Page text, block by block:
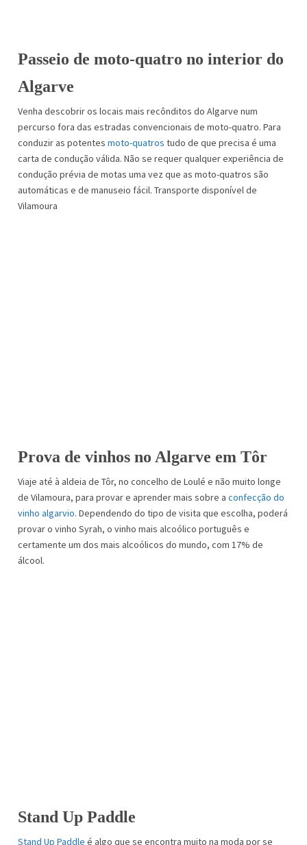
Passeio de moto-quatro no interior do
Algarve
Venha descobrir os locais mais recônditos do Algarve num
percurso fora das estradas convencionais de moto-quatro. Para
conduzir as potentes moto-quatros tudo de que precisa é uma
carta de condução válida. Não se requer qualquer experiência de
condução prévia de motas uma vez que as moto-quatros são
automáticas e de manuseio fácil. Transporte disponível de
Vilamoura
Prova de vinhos no Algarve em Tôr
Viaje até à aldeia de Tôr, no concelho de Loulé e não muito longe
de Vilamoura, para provar e aprender mais sobre a confecção do
vinho algarvio. Dependendo do tipo de visita que escolha, poderá
provar o vinho Syrah, o vinho mais alcoólico português e
certamente um dos mais alcoólicos do mundo, com 17% de
álcool.
Stand Up Paddle
Stand Up Paddle é algo que se encontra muito na moda por se